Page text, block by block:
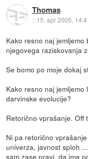
Thomas
:: 15. apr 2005,
Kako resno naj
njegovega raziskovanja
Se bomo po moje dokaj
Kako resno naj
darvinske evolucije?
Retorično vprašanje. Off
Ni pa retorično
univerza, javnost sploh
sam zase pravi, da ima